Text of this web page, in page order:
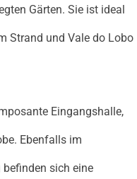
Gärten. Sie ist ideal
Strand und Vale do Lobo
Eingangshalle,
Ebenfalls im
sich eine